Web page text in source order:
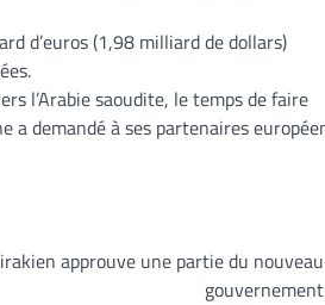
d’euros (1,98 milliard de dollars)
l’Arabie saoudite, le temps de faire
a demandé à ses partenaires
approuve une partie du nouveau
gouvernement